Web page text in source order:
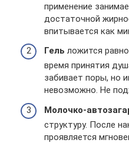
применение
достаточной
впитывается как
Гель ложится
время принятия
забивает поры, но
невозможно. Не
Молочко-
структуру. После
проявляется